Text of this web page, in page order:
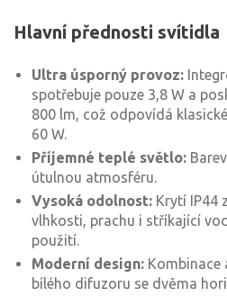
Hlavní přednosti svítidla
Ultra úsporný provoz:
spotřebuje pouze 3,8 W a
800 lm, což odpovídá
60 W.
Příjemné teplé světlo:
útulnou atmosféru.
Vysoká odolnost: Krytí IP44
vlhkosti, prachu i stříkající
použití.
Moderní design: Kombinace
bílého difuzoru se dvěma